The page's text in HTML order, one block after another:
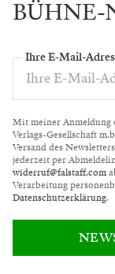
BÜHNE-
Ihre E-Mail-
Mit meiner Anmeldung
Verlags-Gesellschaft
Versand des
jederzeit per
widerruf@falstaff.com
Verarbeitung
Datenschutzerklärung.